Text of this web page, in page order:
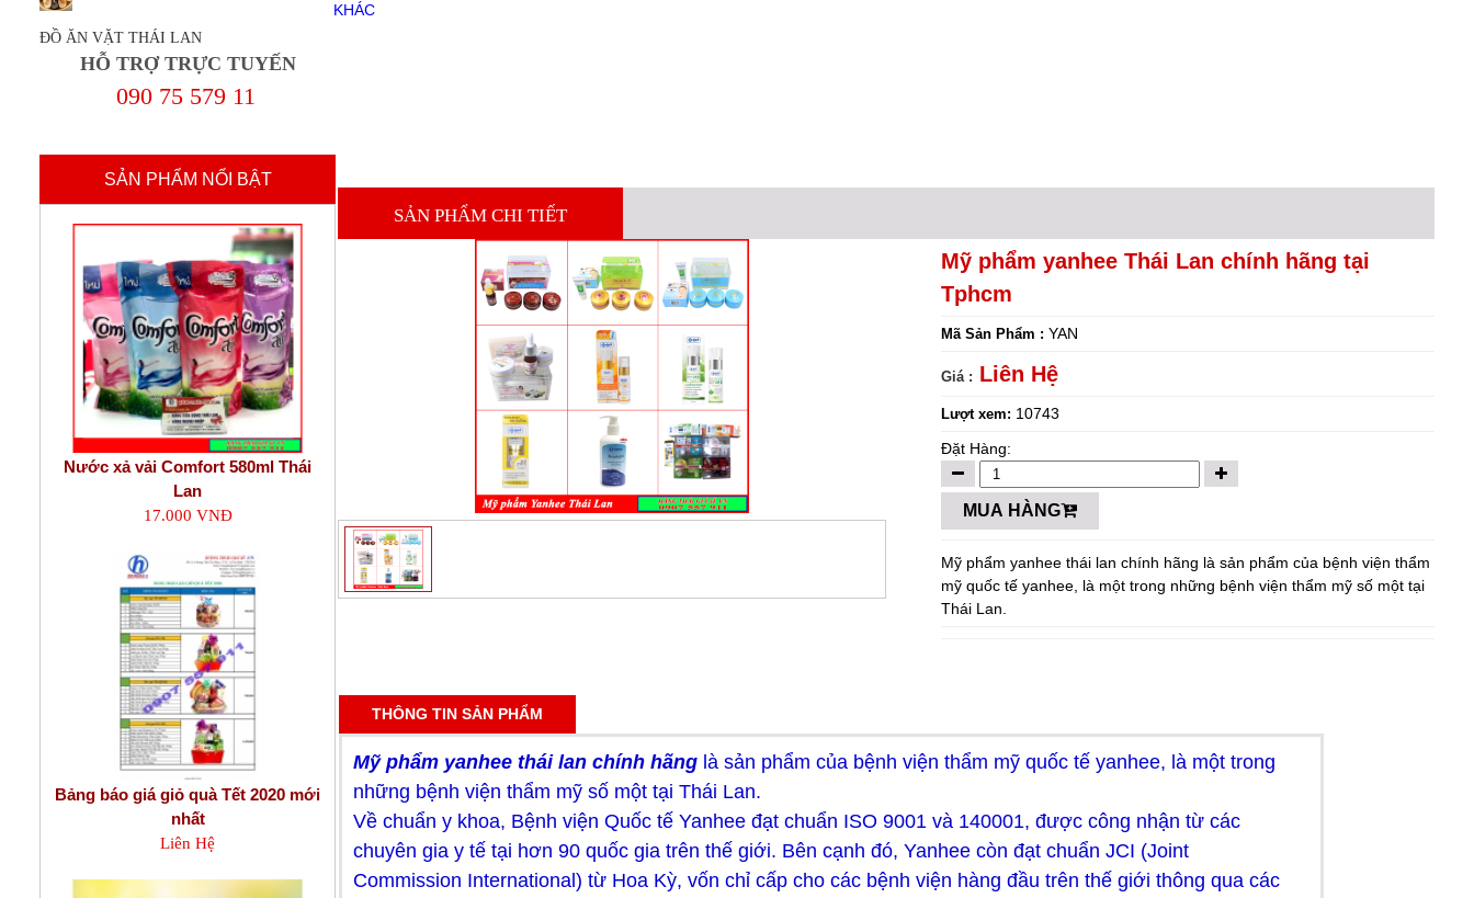
Chính sách mua hàng
Chính sách thanh toán
Thanh Toán
KHÁC
ĐỒ ĂN VẶT THÁI LAN
HỖ TRỢ TRỰC TUYẾN
090 75 579 11
SẢN PHẨM NỔI BẬT
Nước xả vải Comfort 580ml Thái
Lan
17.000 VNĐ
Bảng báo giá giỏ quà Tết 2020 mới
nhất
Liên Hệ
SẢN PHẨM CHI TIẾT
Mỹ phẩm yanhee Thái Lan chính hãng tại
Tphcm
Mã Sản Phẩm : YAN
Giá : Liên Hệ
Lượt xem: 10743
Đặt Hàng:
MUA HÀNG
Mỹ phẩm yanhee thái lan chính hãng là sản phẩm của bệnh viện thẩm
mỹ quốc tế yanhee, là một trong những bệnh viện thẩm mỹ số một tại
Thái Lan.
THÔNG TIN SẢN PHẨM
Mỹ phẩm yanhee thái lan chính hãng là sản phẩm của bệnh viện thẩm mỹ quốc tế yanhee, là một trong
những bệnh viện thẩm mỹ số một tại Thái Lan.
Về chuẩn y khoa, Bệnh viện Quốc tế Yanhee đạt chuẩn ISO 9001 và 140001, được công nhận từ các
chuyên gia y tế tại hơn 90 quốc gia trên thế giới. Bên cạnh đó, Yanhee còn đạt chuẩn JCI (Joint
Commission International) từ Hoa Kỳ, vốn chỉ cấp cho các bệnh viện hàng đầu trên thế giới thông qua các